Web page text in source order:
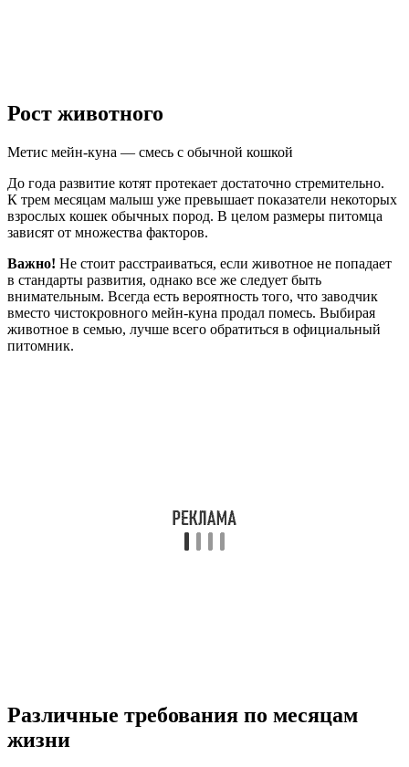
Рост животного
Метис мейн-куна — смесь с обычной кошкой
До года развитие котят протекает достаточно стремительно.
К трем месяцам малыш уже превышает показатели некоторых
взрослых кошек обычных пород. В целом размеры питомца
зависят от множества факторов.
Важно! Не стоит расстраиваться, если животное не попадает
в стандарты развития, однако все же следует быть
внимательным. Всегда есть вероятность того, что заводчик
вместо чистокровного мейн-куна продал помесь. Выбирая
животное в семью, лучше всего обратиться в официальный
питомник.
Различные требования по месяцам
жизни